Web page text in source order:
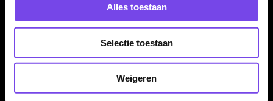
Alles toestaan
Selectie toestaan
Weigeren
Hulp Nodig? Wij helpen graag!